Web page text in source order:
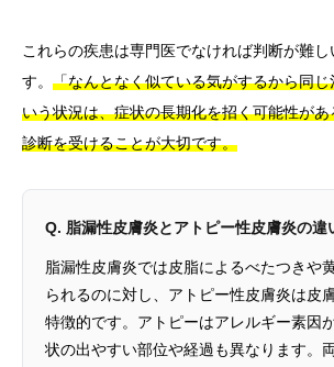
これらの疾患は専門医でなければ判断が難し
す。 「なんとなく似ている気がするから同
いう状況は、症状の長期化を招く可能性が
診断を受けることが大切です。
Q. 脂漏性皮膚炎とアトピー性皮膚炎の違
脂漏性皮膚炎では皮脂によるべたつきや
られるのに対し、アトピー性皮膚炎は皮
特徴的です。アトピーはアレルギー素因
状の出やすい部位や経過も異なります。